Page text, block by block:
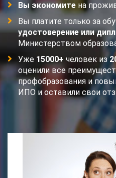
Вы экономите на
Вы платите только за
удостоверение или
Министерством
Уже 15000+ человек из
оценили все
профобразования и
ИПО и оставили свои